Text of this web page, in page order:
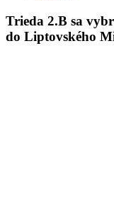
Trieda 2.B sa
do Liptovského